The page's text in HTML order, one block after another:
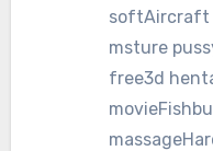
softAircraft
msture
free3d